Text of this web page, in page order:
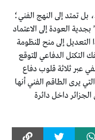
بل تمتد إلى النهج الفني؛
العودة إلى الاعتماد
إلى منح المنظومة
التكتل الدفاعي المتوقع
عبر ثلاثة قلوب دفاع
يرى الطاقم الفني أنها
الجزائر داخل دائرة